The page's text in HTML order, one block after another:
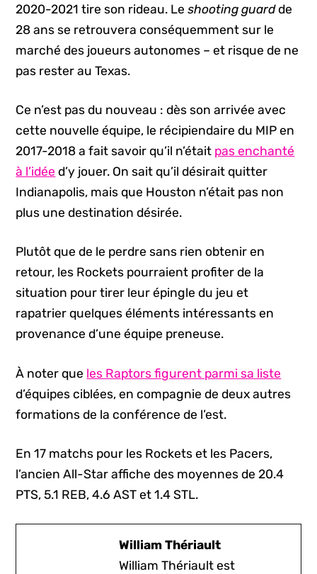
2020-2021 tire son rideau. Leshooting guardde
28 ans se retrouvera conséquemment sur le
marché des joueurs autonomes – et risque de ne
pas rester au Texas.
Ce n’est pas du nouveau : dès son arrivée avec
cette nouvelle équipe, le récipiendaire du MIP en
2017-2018 a fait savoir qu’il n’était pas enchanté
à l’idée d’y jouer. On sait qu’il désirait quitter
Indianapolis, mais que Houston n’était pas non
plus une destination désirée.
Plutôt que de le perdre sans rien obtenir en
retour, les Rockets pourraient profiter de la
situation pour tirer leur épingle du jeu et
rapatrier quelques éléments intéressants en
provenance d’une équipe preneuse.
À noter que les Raptors figurent parmi sa liste
d’équipes ciblées, en compagnie de deux autres
formations de la conférence de l’est.
En 17 matchs pour les Rockets et les Pacers,
l’ancien All-Star affiche des moyennes de 20.4
PTS, 5.1 REB, 4.6 AST et 1.4 STL.
William Thériault
William Thériault est